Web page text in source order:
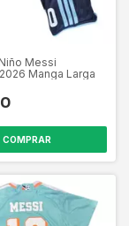
Messi
Manga Larga
COMPRAR